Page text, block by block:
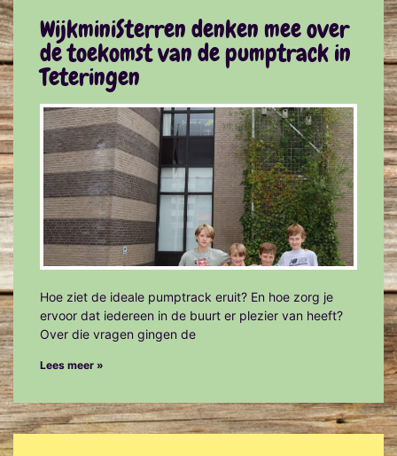
WijkminiSterren denken mee over
de toekomst van de pumptrack in
Teteringen
Hoe ziet de ideale pumptrack eruit? En hoe zorg je
ervoor dat iedereen in de buurt er plezier van heeft?
Over die vragen gingen de
Lees meer »